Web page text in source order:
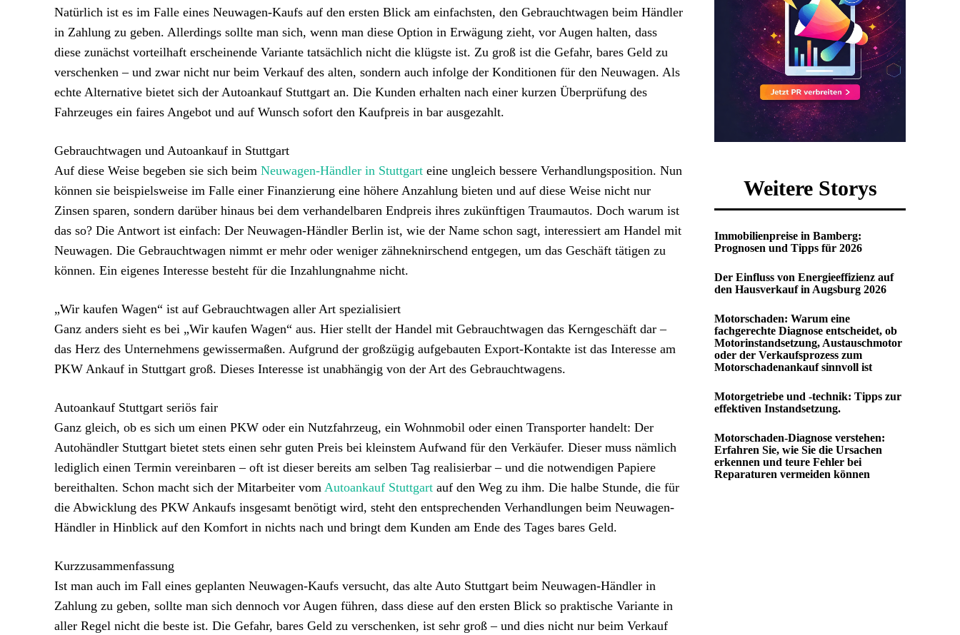
Natürlich ist es im Falle eines Neuwagen-Kaufs auf den ersten Blick am einfachsten, den Gebrauchtwagen beim Händler
in Zahlung zu geben. Allerdings sollte man sich, wenn man diese Option in Erwägung zieht, vor Augen halten, dass
diese zunächst vorteilhaft erscheinende Variante tatsächlich nicht die klügste ist. Zu groß ist die Gefahr, bares Geld zu
verschenken – und zwar nicht nur beim Verkauf des alten, sondern auch infolge der Konditionen für den Neuwagen. Als
echte Alternative bietet sich der Autoankauf Stuttgart an. Die Kunden erhalten nach einer kurzen Überprüfung des
Fahrzeuges ein faires Angebot und auf Wunsch sofort den Kaufpreis in bar ausgezahlt.
Gebrauchtwagen und Autoankauf in Stuttgart
Auf diese Weise begeben sie sich beim Neuwagen-Händler in Stuttgart eine ungleich bessere Verhandlungsposition. Nun
können sie beispielsweise im Falle einer Finanzierung eine höhere Anzahlung bieten und auf diese Weise nicht nur
Zinsen sparen, sondern darüber hinaus bei dem verhandelbaren Endpreis ihres zukünftigen Traumautos. Doch warum ist
das so? Die Antwort ist einfach: Der Neuwagen-Händler Berlin ist, wie der Name schon sagt, interessiert am Handel mit
Neuwagen. Die Gebrauchtwagen nimmt er mehr oder weniger zähneknirschend entgegen, um das Geschäft tätigen zu
können. Ein eigenes Interesse besteht für die Inzahlungnahme nicht.
„Wir kaufen Wagen“ ist auf Gebrauchtwagen aller Art spezialisiert
Ganz anders sieht es bei „Wir kaufen Wagen“ aus. Hier stellt der Handel mit Gebrauchtwagen das Kerngeschäft dar –
das Herz des Unternehmens gewissermaßen. Aufgrund der großzügig aufgebauten Export-Kontakte ist das Interesse am
PKW Ankauf in Stuttgart groß. Dieses Interesse ist unabhängig von der Art des Gebrauchtwagens.
Autoankauf Stuttgart seriös fair
Ganz gleich, ob es sich um einen PKW oder ein Nutzfahrzeug, ein Wohnmobil oder einen Transporter handelt: Der
Autohändler Stuttgart bietet stets einen sehr guten Preis bei kleinstem Aufwand für den Verkäufer. Dieser muss nämlich
lediglich einen Termin vereinbaren – oft ist dieser bereits am selben Tag realisierbar – und die notwendigen Papiere
bereithalten. Schon macht sich der Mitarbeiter vom Autoankauf Stuttgart auf den Weg zu ihm. Die halbe Stunde, die für
die Abwicklung des PKW Ankaufs insgesamt benötigt wird, steht den entsprechenden Verhandlungen beim Neuwagen-
Händler in Hinblick auf den Komfort in nichts nach und bringt dem Kunden am Ende des Tages bares Geld.
Kurzzusammenfassung
Ist man auch im Fall eines geplanten Neuwagen-Kaufs versucht, das alte Auto Stuttgart beim Neuwagen-Händler in
Zahlung zu geben, sollte man sich dennoch vor Augen führen, dass diese auf den ersten Blick so praktische Variante in
aller Regel nicht die beste ist. Die Gefahr, bares Geld zu verschenken, ist sehr groß – und dies nicht nur beim Verkauf
Weitere Storys
Immobilienpreise in Bamberg:
Prognosen und Tipps für 2026
Der Einfluss von Energieeffizienz auf
den Hausverkauf in Augsburg 2026
Motorschaden: Warum eine
fachgerechte Diagnose entscheidet, ob
Motorinstandsetzung, Austauschmotor
oder der Verkaufsprozess zum
Motorschadenankauf sinnvoll ist
Motorgetriebe und -technik: Tipps zur
effektiven Instandsetzung.
Motorschaden-Diagnose verstehen:
Erfahren Sie, wie Sie die Ursachen
erkennen und teure Fehler bei
Reparaturen vermeiden können